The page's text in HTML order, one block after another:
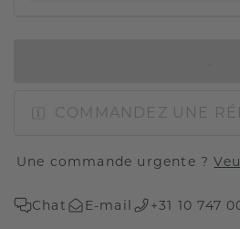
COMMANDEZ UNE
Une commande urgente ?
Chat E-mail +31 10 747